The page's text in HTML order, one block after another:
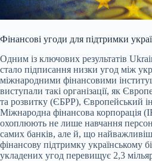
Фінансові угоди для підтримки
Одним із ключових результатів
стало підписання низки угод між
міжнародними фінансовими
виступали такі організації, як
та розвитку (ЄБРР), Європейський
Міжнародна фінансова корпорація
охоплюють не лише навчання
самих банків, але й, що
фінансову підтримку українському
укладених угод перевищує 2,3